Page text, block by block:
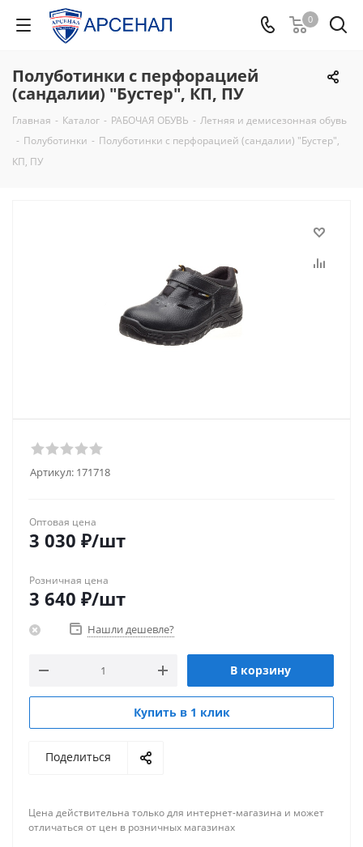
0
Полуботинки с перфорацией
(сандалии) "Бустер", КП, ПУ
Главная - Каталог - РАБОЧАЯ ОБУВЬ - Летняя и демисезонная обувь
- Полуботинки - Полуботинки с перфорацией (сандалии) "Бустер",
КП, ПУ
Артикул: 171718
Оптовая цена
3 030 ₽/шт
Розничная цена
3 640 ₽/шт
Нашли дешевле?
В корзину
Купить в 1 клик
Поделиться
Цена действительна только для интернет-магазина и может
отличаться от цен в розничных магазинах